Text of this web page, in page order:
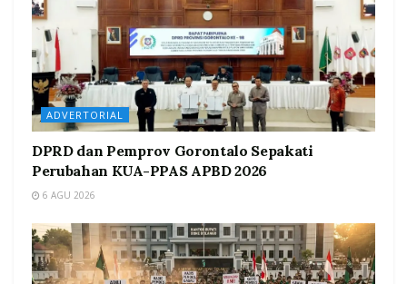
ADVERTORIAL
DPRD dan Pemprov Gorontalo Sepakati
Perubahan KUA-PPAS APBD 2026
6 AGU 2026